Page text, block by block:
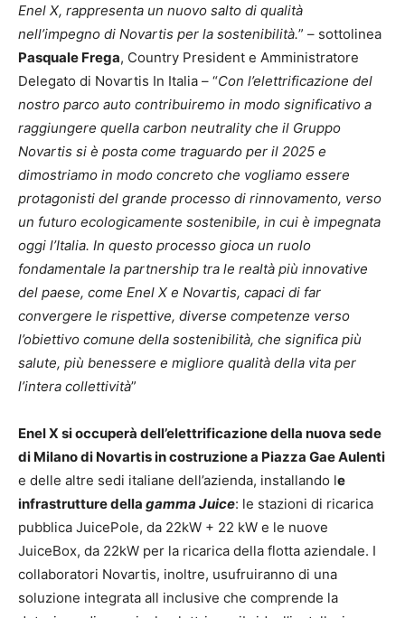
Enel X, rappresenta un nuovo salto di qualità
nell’impegno di Novartis per la sostenibilità.” – sottolinea
Pasquale Frega, Country President e Amministratore
Delegato di Novartis In Italia – “Con l’elettrificazione del
nostro parco auto contribuiremo in modo significativo a
raggiungere quella carbon neutrality che il Gruppo
Novartis si è posta come traguardo per il 2025 e
dimostriamo in modo concreto che vogliamo essere
protagonisti del grande processo di rinnovamento, verso
un futuro ecologicamente sostenibile, in cui è impegnata
oggi l’Italia. In questo processo gioca un ruolo
fondamentale la partnership tra le realtà più innovative
del paese, come Enel X e Novartis, capaci di far
convergere le rispettive, diverse competenze verso
l’obiettivo comune della sostenibilità, che significa più
salute, più benessere e migliore qualità della vita per
l’intera collettività”
Enel X si occuperà dell’elettrificazione della nuova sede
di Milano di Novartis in costruzione a Piazza Gae Aulenti
e delle altre sedi italiane dell’azienda, installando le
infrastrutture della gamma Juice: le stazioni di ricarica
pubblica JuicePole, da 22kW + 22 kW e le nuove
JuiceBox, da 22kW per la ricarica della flotta aziendale. I
collaboratori Novartis, inoltre, usufruiranno di una
soluzione integrata all inclusive che comprende la